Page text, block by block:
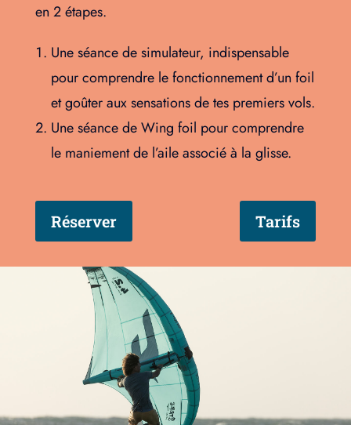
en 2 étapes.
Une séance de simulateur, indispensable
pour comprendre le fonctionnement d’un foil
et goûter aux sensations de tes premiers vols.
Une séance de Wing foil pour comprendre
le maniement de l’aile associé à la glisse.
Réserver Tarifs